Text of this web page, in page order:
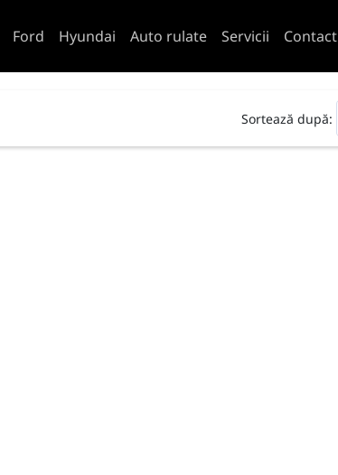
Ford Hyundai Auto rulate Servicii Contact
Sortează după: